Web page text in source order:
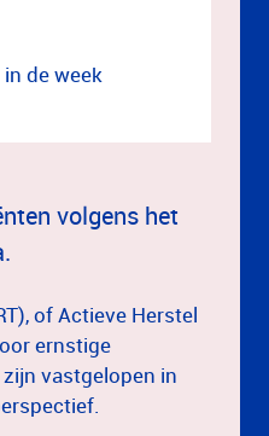
de week
volgens het
of Actieve Herstel
ernstige
vastgelopen in